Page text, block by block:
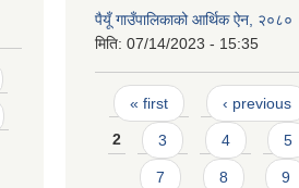
पैयूँ गाउँपालिकाको आर्थिक ऐन, २०८०
मिति: 07/14/2023 - 15:35
Pages
« first ‹ previous
2 3 4 5
7 8 9